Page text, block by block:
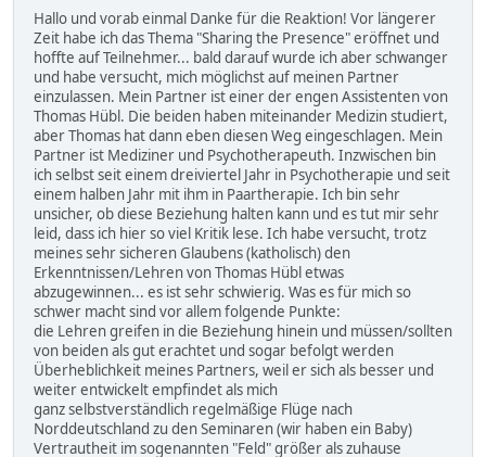
Hallo und vorab einmal Danke für die Reaktion! Vor längerer
Zeit habe ich das Thema "Sharing the Presence" eröffnet und
hoffte auf Teilnehmer... bald darauf wurde ich aber schwanger
und habe versucht, mich möglichst auf meinen Partner
einzulassen. Mein Partner ist einer der engen Assistenten von
Thomas Hübl. Die beiden haben miteinander Medizin studiert,
aber Thomas hat dann eben diesen Weg eingeschlagen. Mein
Partner ist Mediziner und Psychotherapeuth. Inzwischen bin
ich selbst seit einem dreiviertel Jahr in Psychotherapie und seit
einem halben Jahr mit ihm in Paartherapie. Ich bin sehr
unsicher, ob diese Beziehung halten kann und es tut mir sehr
leid, dass ich hier so viel Kritik lese. Ich habe versucht, trotz
meines sehr sicheren Glaubens (katholisch) den
Erkenntnissen/Lehren von Thomas Hübl etwas
abzugewinnen... es ist sehr schwierig. Was es für mich so
schwer macht sind vor allem folgende Punkte:
die Lehren greifen in die Beziehung hinein und müssen/sollten
von beiden als gut erachtet und sogar befolgt werden
Überheblichkeit meines Partners, weil er sich als besser und
weiter entwickelt empfindet als mich
ganz selbstverständlich regelmäßige Flüge nach
Norddeutschland zu den Seminaren (wir haben ein Baby)
Vertrautheit im sogenannten "Feld" größer als zuhause